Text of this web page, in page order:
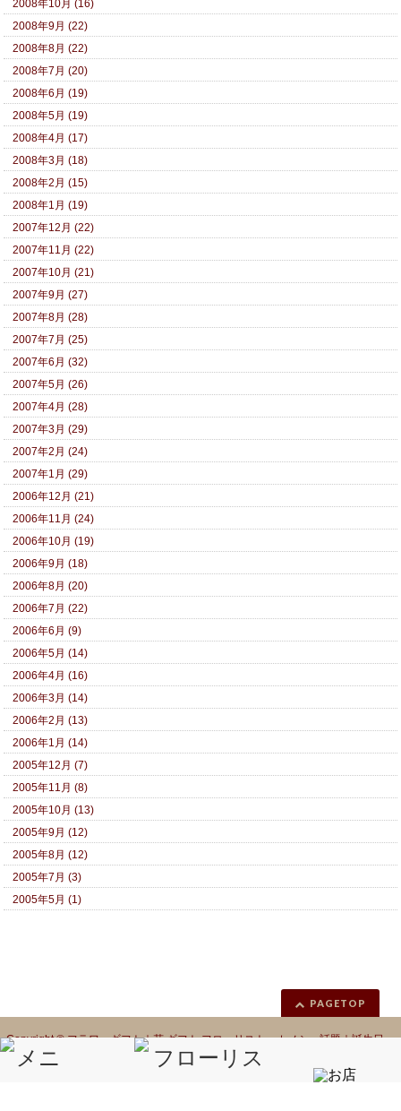
2008年10月 (16)
2008年9月 (22)
2008年8月 (22)
2008年7月 (20)
2008年6月 (19)
2008年5月 (19)
2008年4月 (17)
2008年3月 (18)
2008年2月 (15)
2008年1月 (19)
2007年12月 (22)
2007年11月 (22)
2007年10月 (21)
2007年9月 (27)
2007年8月 (28)
2007年7月 (25)
2007年6月 (32)
2007年5月 (26)
2007年4月 (28)
2007年3月 (29)
2007年2月 (24)
2007年1月 (29)
2006年12月 (21)
2006年11月 (24)
2006年10月 (19)
2006年9月 (18)
2006年8月 (20)
2006年7月 (22)
2006年6月 (9)
2006年5月 (14)
2006年4月 (16)
2006年3月 (14)
2006年2月 (13)
2006年1月 (14)
2005年12月 (7)
2005年11月 (8)
2005年10月 (13)
2005年9月 (12)
2005年8月 (12)
2005年7月 (3)
2005年5月 (1)
PAGETOP
Copyright ©フラワーギフト｜花 ギフト フローリスト カノシェ話題｜誕生日
花｜胡蝶蘭｜プリザーブドフラワー All Rights Reserved.